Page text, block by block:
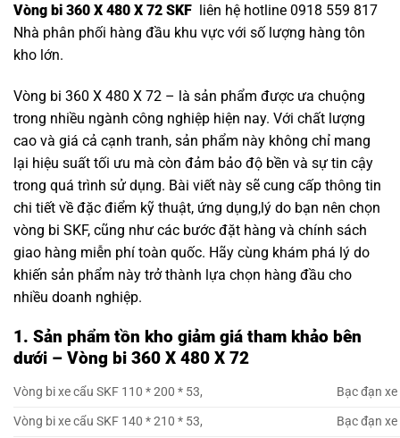
Vòng bi 360 X 480 X 72 SKF liên hệ hotline 0918 559 817
Nhà phân phối hàng đầu khu vực với số lượng hàng tôn
kho lớn.
Vòng bi 360 X 480 X 72 – là sản phẩm được ưa chuộng
trong nhiều ngành công nghiệp hiện nay. Với chất lượng
cao và giá cả cạnh tranh, sản phẩm này không chỉ mang
lại hiệu suất tối ưu mà còn đảm bảo độ bền và sự tin cậy
trong quá trình sử dụng. Bài viết này sẽ cung cấp thông tin
chi tiết về đặc điểm kỹ thuật, ứng dụng,lý do bạn nên chọn
vòng bi SKF, cũng như các bước đặt hàng và chính sách
giao hàng miễn phí toàn quốc. Hãy cùng khám phá lý do
khiến sản phẩm này trở thành lựa chọn hàng đầu cho
nhiều doanh nghiệp.
1. Sản phẩm tồn kho giảm giá tham khảo bên
dưới – Vòng bi 360 X 480 X 72
Vòng bi xe cẩu SKF 110 * 200 * 53,
Bạc đạn
Vòng bi xe cẩu SKF 140 * 210 * 53,
Bạc đạn